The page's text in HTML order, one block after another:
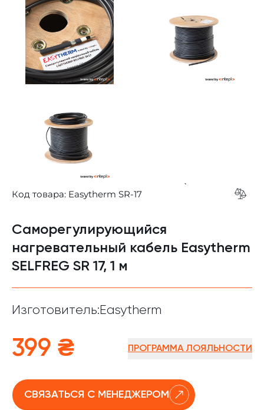
Код товара: Easytherm SR-17
`
Add
Саморегулирующийся
нагревательный кабель Easytherm
SELFREG SR 17, 1 м
Изготовитель:Easytherm
399 ₴ ПРОГРАММА ЛОЯЛЬНОСТИ
СВЯЗАТЬСЯ С МЕНЕДЖЕРОМ